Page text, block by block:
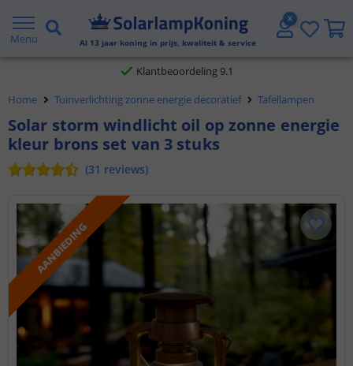
Menu Al 13 jaar koning in prijs, kwaliteit & service
Gratis verzending vanaf € 20,- NL en BE
Klantbeoordeling 9.1
Voor 23:45 uur besteld,morgen in huis
Home Tuinverlichting zonne energie decoratief Tafellampen
Solar storm windlicht oil op zonne energie
kleur brons set van 3 stuks
(31 reviews)
AANBIEDING